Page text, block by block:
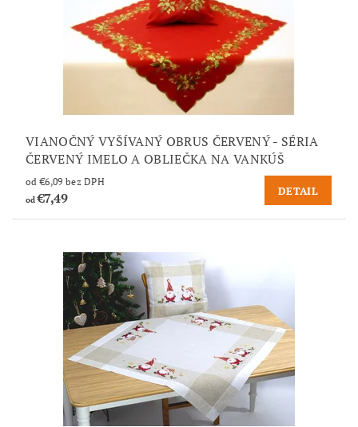
VIANOČNÝ VYŠÍVANÝ OBRUS ČERVENÝ - SÉRIA
ČERVENÝ IMELO A OBLIEČKA NA VANKÚŠ
od €6,09 bez DPH
od€7,49 DETAIL